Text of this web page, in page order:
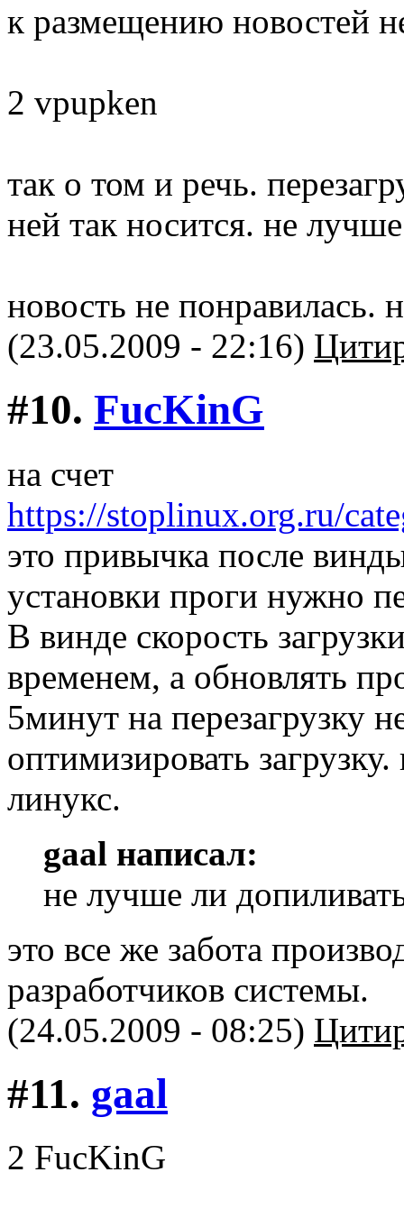
к размещению новостей
2 vpupken
так о том и речь.
ней так носится. не
новость не понравилась.
(23.05.2009 - 22:16)
#10. FucKinG
на счет
https://stoplinux.org.ru/
это привычка после
установки проги нужно
В винде скорость
временем, а обновлять
5минут на перезагрузку
оптимизировать
линукс.
gaal написал:
не лучше ли
это все же забота
разработчиков системы.
(24.05.2009 - 08:25)
#11. gaal
2 FucKinG